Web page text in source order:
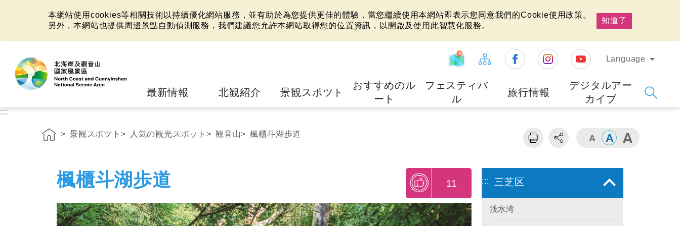
本網站使用cookies等相關技術以持續優化網站服務，並有助於為您提供更佳的體驗，當您繼續使用本網站即表示您同意我們的Cookie使用政策。
另外，本網站也提供周邊景點自動偵測服務，我們建議您允許本網站取得您的位置資訊，以開啟及使用此智慧化服務。
知道了
Language
最新情報 北観紹介 景観スポツト
おすすめのル
ート
フェスティバ
ル
旅行情報
デジタルアー
カイブ
:::
景観スポツト 人気の観光スポット 観音山 楓櫃斗湖歩道
楓櫃斗湖歩道 11 ::: 三芝区
浅水湾